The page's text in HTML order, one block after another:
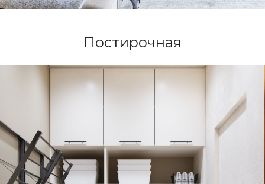
Постирочная
вместе!
Бесплатная консультация